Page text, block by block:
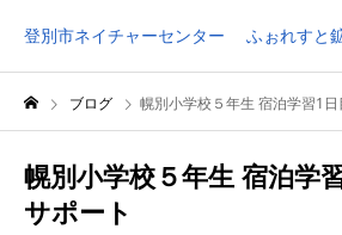
登別市ネイチャーセンター ふぉれすと
ブログ 幌別小学校５年生 宿泊学習1
幌別小学校５年生 宿泊
サポート